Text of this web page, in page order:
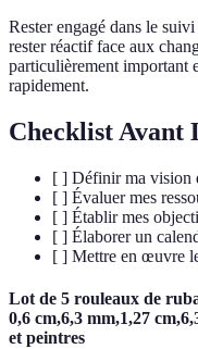
Rester engagé dans le
rester réactif face aux
particulièrement important
rapidement.
Checklist Avant
[ ] Définir ma vision
[ ] Évaluer mes
[ ] Établir mes
[ ] Élaborer un
[ ] Mettre en œuvre
Lot de 5 rouleaux de
0,6 cm,6,3 mm,1,27
et peintres